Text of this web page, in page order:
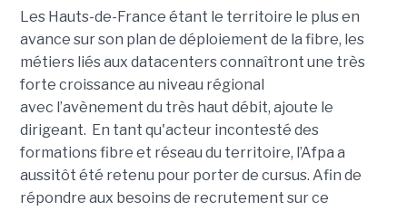
Les Hauts-de-France étant le territoire le plus en
avance sur son plan de déploiement de la fibre, les
métiers liés aux datacenters connaîtront une très
forte croissance au niveau régional
avec l’avènement du très haut débit, ajoute le
dirigeant. En tant qu'acteur incontesté des
formations fibre et réseau du territoire, l’Afpa a
aussitôt été retenu pour porter de cursus. Afin de
répondre aux besoins de recrutement sur ce